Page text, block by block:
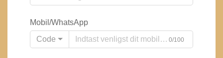
Mobil/WhatsApp
Code
0/100